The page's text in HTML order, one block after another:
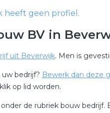
heeft geen profiel.
BV in
uit Beverwijk. Men is
uw bedrijf? Bewerk dan deze
op lid worden.
de rubriek bouw